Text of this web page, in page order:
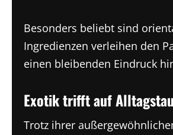
Besonders beliebt sind
Ingredienzen verleihen den
einen bleibenden Eindruck
Exotik trifft auf
Trotz ihrer